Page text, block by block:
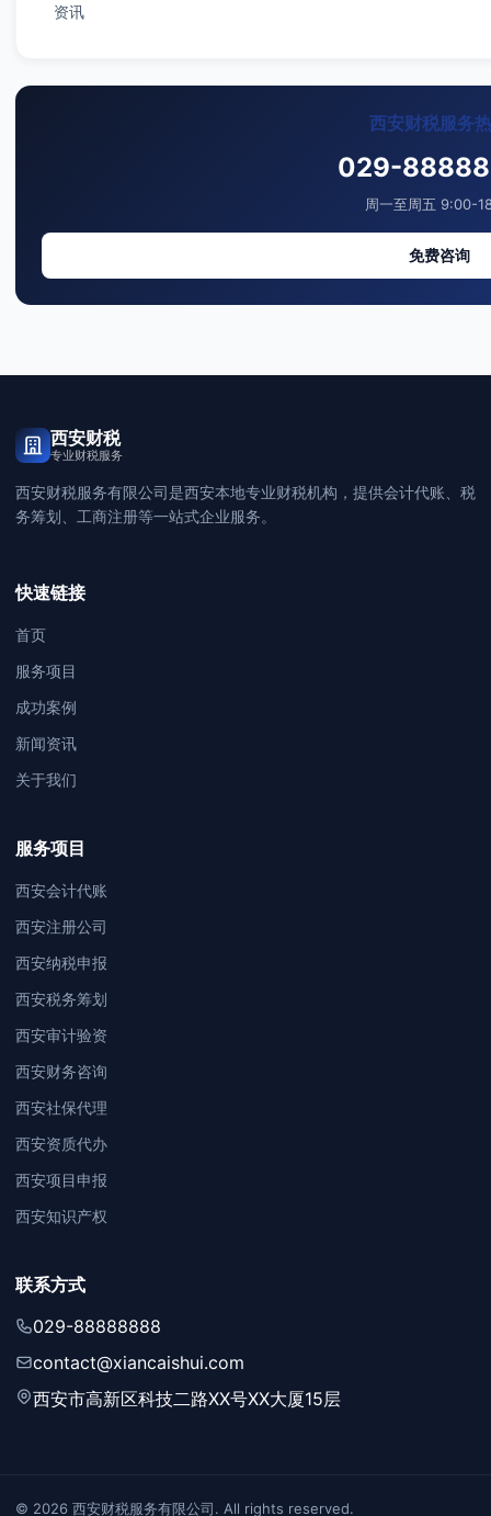
资讯
西安财税服务
029-
周一至周五 9:00-
免费咨询
西安财税
专业财税服务
西安财税服务有限公司是西安本地专业财税机构，提供会计代账、税
务筹划、工商注册等一站式企业服务。
快速链接
首页
服务项目
成功案例
新闻资讯
关于我们
服务项目
西安会计代账
西安注册公司
西安纳税申报
西安税务筹划
西安审计验资
西安财务咨询
西安社保代理
西安资质代办
西安项目申报
西安知识产权
联系方式
029-88888888
contact@xiancaishui.com
西安市高新区科技二路XX号XX大厦15层
© 2026 西安财税服务有限公司. All rights reserved.